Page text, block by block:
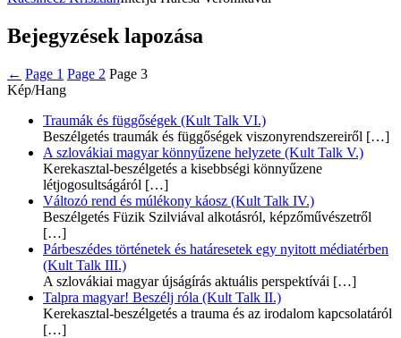
Bejegyzések lapozása
← Page 1 Page 2 Page 3
Kép/Hang
Traumák és függőségek (Kult Talk VI.)
Beszélgetés traumák és függőségek viszonyrendszereiről […]
A szlovákiai magyar könnyűzene helyzete (Kult Talk V.)
Kerekasztal-beszélgetés a kisebbségi könnyűzene
létjogosultságáról […]
Változó rend és múlékony káosz (Kult Talk IV.)
Beszélgetés Füzik Szilviával alkotásról, képzőművészetről
[…]
Párbeszédes történetek és határesetek egy nyitott médiatérben
(Kult Talk III.)
A szlovákiai magyar újságírás aktuális perspektívái […]
Talpra magyar! Beszélj róla (Kult Talk II.)
Kerekasztal-beszélgetés a trauma és az irodalom kapcsolatáról
[…]